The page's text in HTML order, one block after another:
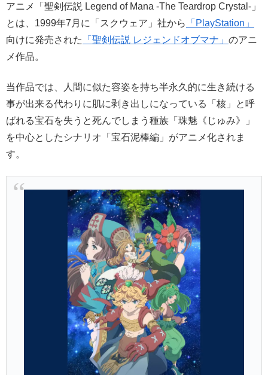
アニメ「聖剣伝説 Legend of Mana -The Teardrop Crystal-」
とは、1999年7月に「スクウェア」社から
「PlayStation」
向けに発売された
「聖剣伝説 レジェンドオブマナ」 のアニ
メ作品。
当作品では、人間に似た容姿を持ち半永久的に生き続ける
事が出来る代わりに肌に剥き出しになっている「核」と呼
ばれる宝石を失うと死んでしまう種族「珠魅《じゅみ》」
を中心としたシナリオ「宝石泥棒編」がアニメ化されま
す。